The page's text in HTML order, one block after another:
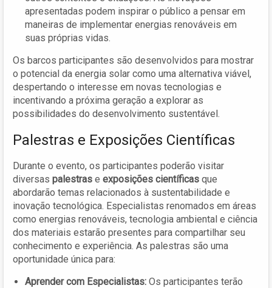
apresentadas podem inspirar o público a pensar em
maneiras de implementar energias renováveis em
suas próprias vidas.
Os barcos participantes são desenvolvidos para mostrar
o potencial da energia solar como uma alternativa viável,
despertando o interesse em novas tecnologias e
incentivando a próxima geração a explorar as
possibilidades do desenvolvimento sustentável.
Palestras e Exposições Científicas
Durante o evento, os participantes poderão visitar
diversas palestras e exposições científicas que
abordarão temas relacionados à sustentabilidade e
inovação tecnológica. Especialistas renomados em áreas
como energias renováveis, tecnologia ambiental e ciência
dos materiais estarão presentes para compartilhar seu
conhecimento e experiência. As palestras são uma
oportunidade única para:
Aprender com Especialistas: Os participantes terão